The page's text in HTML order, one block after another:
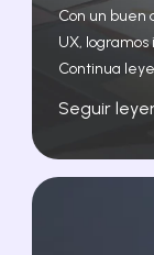
Con un buen
UX,
Continua
Seguir